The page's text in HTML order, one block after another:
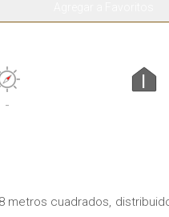
-
I
metros cuadrados,